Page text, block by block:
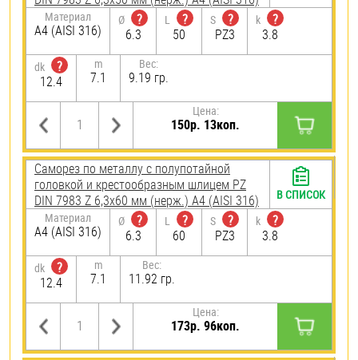
Материал
A4 (AISI 316)
Ø
?
6.3
L
?
50
S
?
PZ3
k
?
3.8
dk
?
12.4
m
7.1
Вес:
9.19 гр.
Цена:
150р. 13коп.
Саморез по металлу с полупотайной
головкой и крестообразным шлицем PZ
DIN 7983 Z 6,3х60 мм (нерж.) A4 (AISI 316)
Материал
A4 (AISI 316)
Ø
?
6.3
L
?
60
S
?
PZ3
k
?
3.8
dk
?
12.4
m
7.1
Вес:
11.92 гр.
Цена:
173р. 96коп.
В СПИСОК